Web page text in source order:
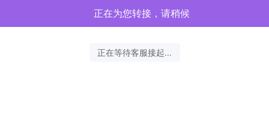
正在为您转接，请稍候
正在等待客服接起...